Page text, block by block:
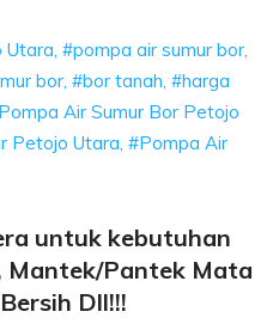
#pompa air sumur bor,
bor, #bor tanah, #harga
Air Sumur Bor Petojo
Petojo Utara, #Pompa Air
untuk kebutuhan
Mantek/Pantek Mata
Dll!!!